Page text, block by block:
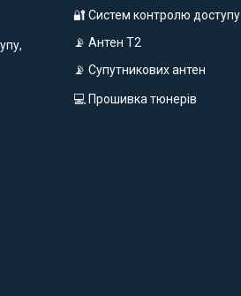
🔐 Систем контролю доступу
📡 Антен Т2
📡 Супутникових антен
💻 Прошивка тюнерів